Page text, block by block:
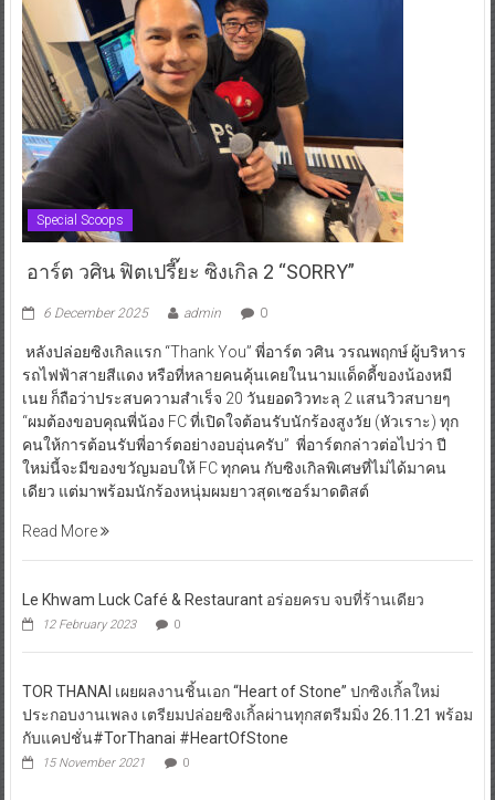
Special Scoops
อาร์ต วศิน ฟิตเปรี๊ยะ ซิงเกิล 2 “SORRY”
6 December 2025 admin 0
หลังปล่อยซิงเกิลแรก “Thank You” พี่อาร์ต วศิน วรณพฤกษ์ ผู้บริหาร
รถไฟฟ้าสายสีแดง หรือที่หลายคนคุ้นเคยในนามแด็ดดี้ของน้องหมี
เนย ก็ถือว่าประสบความสำเร็จ 20 วันยอดวิวทะลุ 2 แสนวิวสบายๆ
“ผมต้องขอบคุณพี่น้อง FC ที่เปิดใจต้อนรับนักร้องสูงวัย (หัวเราะ) ทุก
คนให้การต้อนรับพี่อาร์ตอย่างอบอุ่นครับ” พี่อาร์ตกล่าวต่อไปว่า ปี
ใหม่นี้จะมีของขวัญมอบให้ FC ทุกคน กับซิงเกิลพิเศษที่ไม่ได้มาคน
เดียว แต่มาพร้อมนักร้องหนุ่มผมยาวสุดเซอร์มาดติสต์
Read More
Le Khwam Luck Café & Restaurant อร่อยครบ จบที่ร้านเดียว
12 February 2023 0
TOR THANAI เผยผลงานชิ้นเอก “Heart of Stone” ปกซิงเกิ้ลใหม่
ประกอบงานเพลง เตรียมปล่อยซิงเกิ้ลผ่านทุกสตรีมมิ่ง 26.11.21 พร้อม
กับแคปชั่น#TorThanai #HeartOfStone
15 November 2021 0